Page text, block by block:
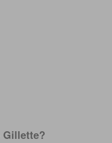
Gillette?